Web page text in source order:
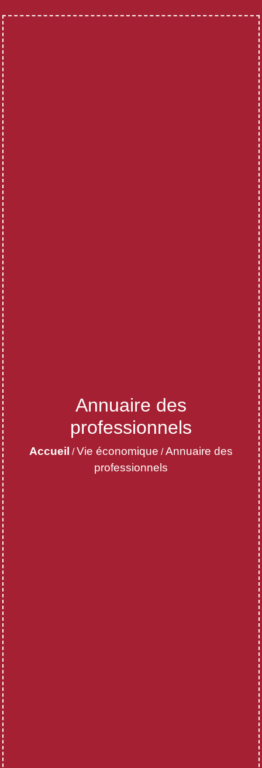
Annuaire des
professionnels
Accueil /Vie économique /Annuaire des
professionnels